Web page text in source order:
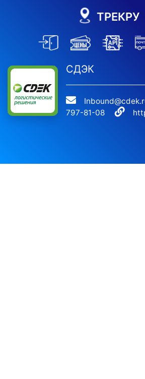
ТРЕКРУ
СДЭК
797-81-08